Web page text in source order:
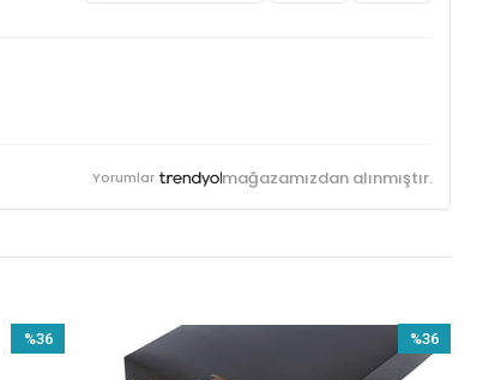
Yorumlar mağazamızdan alınmıştır.
%36
%36
İndirim